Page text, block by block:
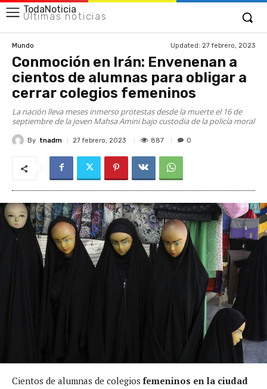
TodaNoticia
Últimas noticias
Mundo Updated: 27 febrero, 2023
Conmoción en Irán: Envenenan a
cientos de alumnas para obligar a
cerrar colegios femeninos
La nación lleva meses inmerso protestas desde la muerte el 16 de
septiembre de la joven Mahsa Amini bajo custodia de la policía moral
By tnadm 27 febrero, 2023 887 0
Cientos de alumnas de colegios femeninos en la ciudad